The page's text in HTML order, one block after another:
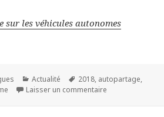
sur les véhicules autonomes
Catégories
Actualité
Mots-
clés
2018, autopartage,
Laisser un commentaire